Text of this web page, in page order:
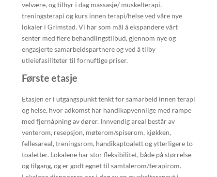
velvære, og tilbyr i dag massasje/ muskelterapi,
treningsterapi og kurs innen terapi/helse ved våre nye
lokaler i Grimstad. Vi har som mål å ekspandere vårt
senter med flere behandlingstilbud, gjennom nye og
engasjerte samarbeidspartnere og ved å tilby
utleiefasiliteter til fornuftige priser.
Første etasje
Etasjen er i utgangspunkt tenkt for samarbeid innen terapi
og helse, hvor adkomst har handikapvennlige med rampe
med fjernåpning av dører. Innvendig areal består av
venterom, resepsjon, møterom/spiserom, kjøkken,
fellesareal, treningsrom, handikaptoalett og ytterligere to
toaletter. Lokalene har stor fleksibilitet, både på størrelse
og tilgang, og er godt egnet til samtalerom/terapirom.